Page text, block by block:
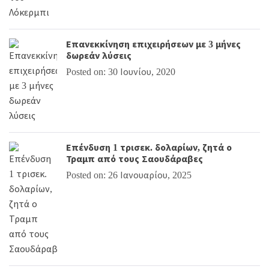
Επανεκκίνηση επιχειρήσεων με 3 μήνες
δωρεάν λύσεις
Posted on: 30 Ιουνίου, 2020
Επένδυση 1 τρισεκ. δολαρίων, ζητά ο
Τραμπ από τους Σαουδάραβες
Posted on: 26 Ιανουαρίου, 2025